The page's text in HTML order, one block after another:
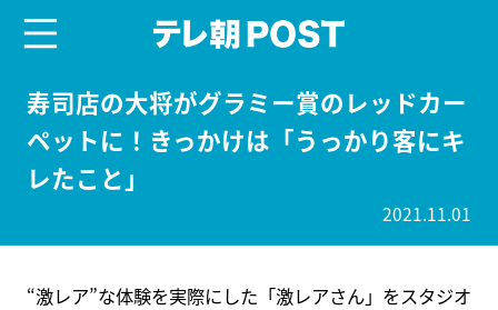
寿司店の大将がグラミー賞のレッドカー
ペットに！きっかけは「うっかり客にキ
レたこと」
2021.11.01
“激レア”な体験を実際にした「激レアさん」をスタジオ